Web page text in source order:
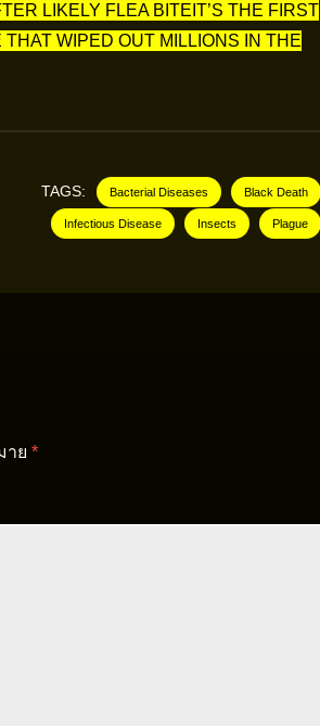
LIKELY FLEA BITEIT’S THE FIRST
WIPED OUT MILLIONS IN THE
TAGS: Bacterial Diseases Black Death
Infectious Disease Insects Plague
าย *